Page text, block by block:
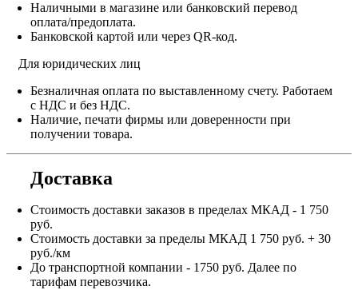
Наличными в магазине или банковский перевод
оплата/предоплата.
Банковской картой или через QR-код.
Для юридических лиц
Безналичная оплата по выставленному счету. Работаем
с НДС и без НДС.
Наличие, печати фирмы или доверенности при
получении товара.
Доставка
Стоимость доставки заказов в пределах МКАД - 1 750
руб.
Стоимость доставки за пределы МКАД 1 750 руб. + 30
руб./км
До транспортной компании - 1750 руб. Далее по
тарифам перевозчика.